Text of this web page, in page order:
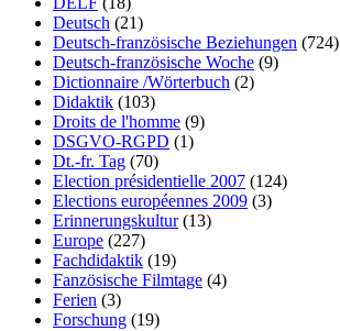
Deutsch (21)
Deutsch-französische Beziehungen (724)
Deutsch-französische Woche (9)
Dictionnaire /Wörterbuch (2)
Didaktik (103)
Droits de l'homme (9)
DSGVO-RGPD (1)
Dt.-fr. Tag (70)
Election présidentielle 2007 (124)
Elections européennes 2009 (3)
Erinnerungskultur(13)
Europe (227)
Fachdidaktik (19)
Fanzösische Filmtage (4)
Ferien (3)
Forschung (19)